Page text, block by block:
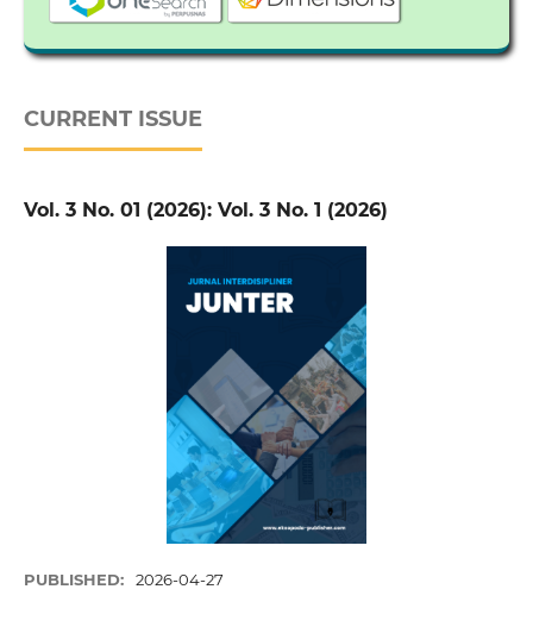
CURRENT ISSUE
Vol. 3 No. 01 (2026): Vol. 3 No. 1 (2026)
PUBLISHED: 2026-04-27